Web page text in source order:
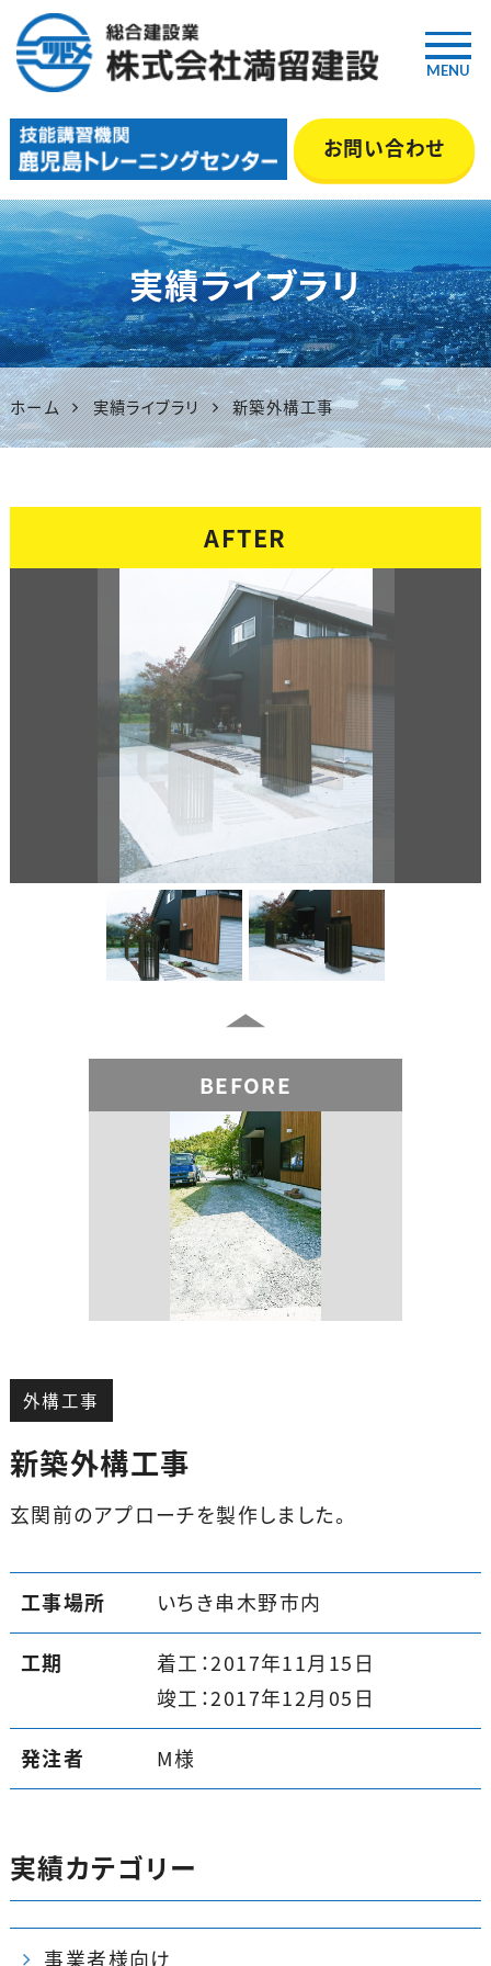
鹿児島の総合建設業『満留建
設』｜土木・舗装・型枠・管工事
等 いちき串木野市
お問い合わせ
MENU
実績ライブラリ
ホーム 実績ライブラリ 新築外構工事
AFTER
BEFORE
外構工事
新築外構工事
玄関前のアプローチを製作しました。
工事場所 いちき串木野市内
工期
着工：2017年11月15日
竣工：2017年12月05日
発注者 M様
実績カテゴリー
事業者様向け